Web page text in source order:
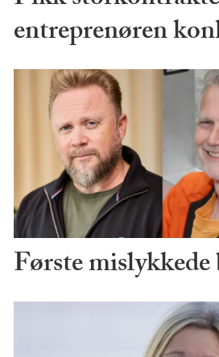
entreprenøren
Første